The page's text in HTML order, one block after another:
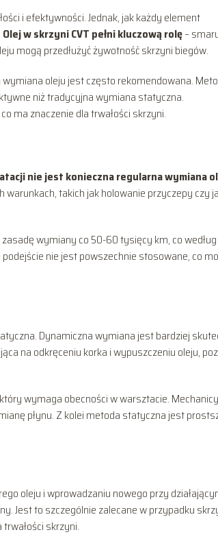
i efektywności. Jednak, jak każdy element
Olej w skrzyni CVT pełni kluczową rolę–
mogą przedłużyć żywotność skrzyni biegów.
oleju jest często rekomendowana.
niż tradycyjna wymiana statyczna.
ma znaczenie dla trwałości skrzyni.
nie jest konieczna regularna wymiana
takich jak holowanie przyczepy czy
wymiany co 50-60 tysięcy km, co według
nie jest powszechnie stosowane, co
Dynamiczna wymiana jest bardziej
na odkręceniu korka i wypuszczeniu oleju,
wymaga obecności w warsztacie. Mechanicy
płynu. Z kolei metoda statyczna jest
oleju i wprowadzaniu nowego przy
Jest to szczególnie zalecane w przypadku
skrzyni.